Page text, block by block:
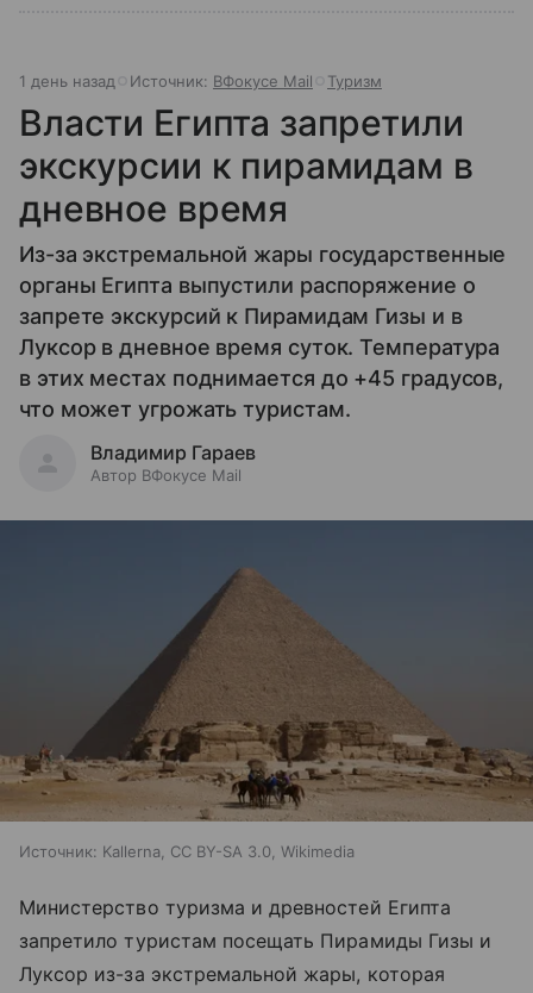
1 день назад Источник: ВФокусе Mail Туризм
Власти Египта запретили
экскурсии к пирамидам в
дневное время
Из-за экстремальной жары государственные
органы Египта выпустили распоряжение о
запрете экскурсий к Пирамидам Гизы и в
Луксор в дневное время суток. Температура
в этих местах поднимается до +45 градусов,
что может угрожать туристам.
Владимир Гараев
Автор ВФокусе Mail
Источник: Kallerna, CC BY-SA 3.0, Wikimedia
Министерство туризма и древностей Египта
запретило туристам посещать Пирамиды Гизы и
Луксор из-за экстремальной жары, которая